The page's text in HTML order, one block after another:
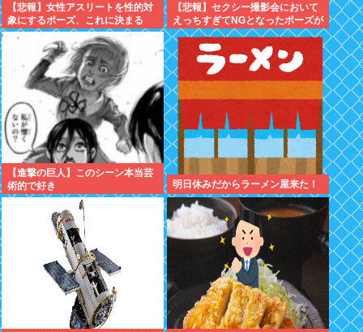
【悲報】女性アスリートを性的対
象にするポーズ、これに決まる
【悲報】セクシー撮影会において
えっちすぎてNGとなったポーズが
こちらwww
【進撃の巨人】このシーン本当芸
術的で好き
明日休みだからラーメン屋来た！